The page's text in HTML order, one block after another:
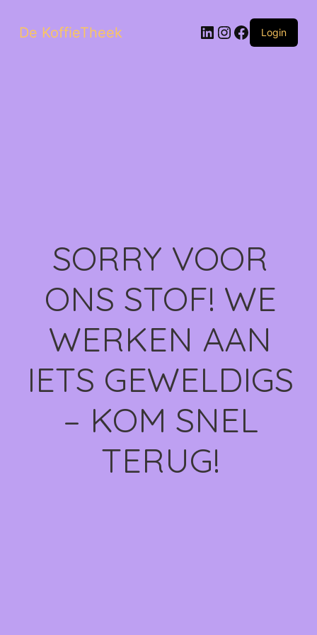
De KoffieTheek LinkedIn
Instagram
Facebook
Login
SORRY VOOR
ONS STOF! WE
WERKEN AAN
IETS GEWELDIGS
– KOM SNEL
TERUG!